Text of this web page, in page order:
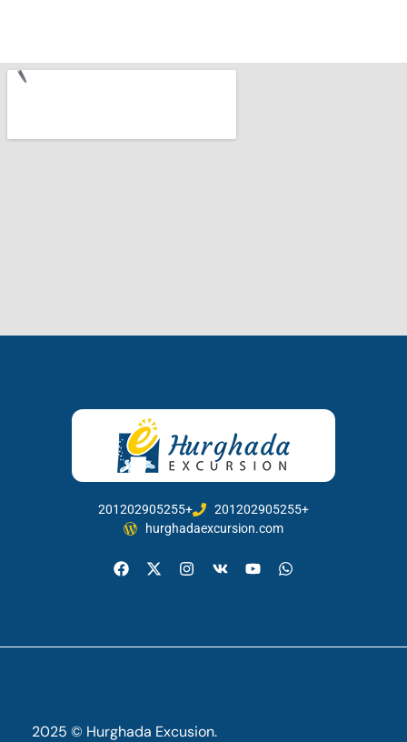
201202905255+
201202905255+
hurghadaexcursion.com
2025 © Hurghada Excusion.